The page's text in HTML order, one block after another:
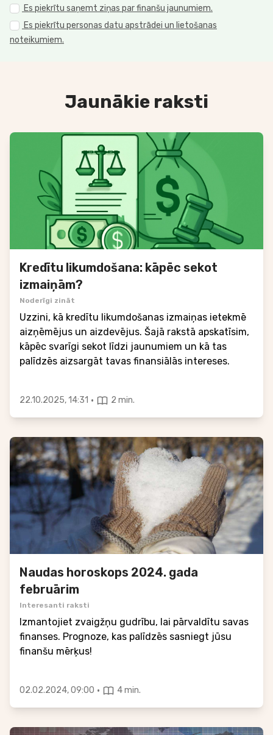
Es piekrītu saņemt ziņas par finanšu jaunumiem.
Es piekrītu personas datu apstrādei un lietošanas
noteikumiem.
Jaunākie raksti
Kredītu likumdošana: kāpēc sekot
izmaiņām?
Noderīgi zināt
Uzzini, kā kredītu likumdošanas izmaiņas ietekmē
aizņēmējus un aizdevējus. Šajā rakstā apskatīsim,
kāpēc svarīgi sekot līdzi jaunumiem un kā tas
palīdzēs aizsargāt tavas finansiālās intereses.
22.10.2025, 14:31 · 2 min.
Naudas horoskops 2024. gada
februārim
Interesanti raksti
Izmantojiet zvaigžņu gudrību, lai pārvaldītu savas
finanses. Prognoze, kas palīdzēs sasniegt jūsu
finanšu mērķus!
02.02.2024, 09:00 · 4 min.